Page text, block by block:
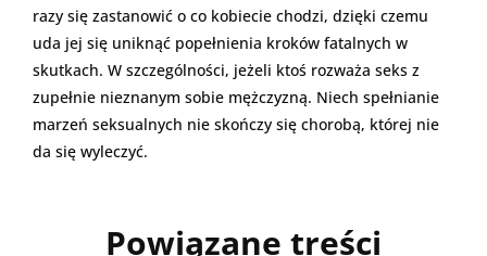
razy się zastanowić o co kobiecie chodzi, dzięki czemu
uda jej się uniknąć popełnienia kroków fatalnych w
skutkach. W szczególności, jeżeli ktoś rozważa seks z
zupełnie nieznanym sobie mężczyzną. Niech spełnianie
marzeń seksualnych nie skończy się chorobą, której nie
da się wyleczyć.
Powiązane treści